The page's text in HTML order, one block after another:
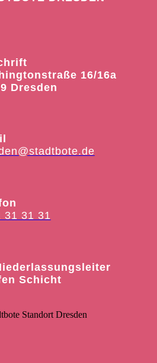
16/16a
Dresden
31 31 31
Schicht